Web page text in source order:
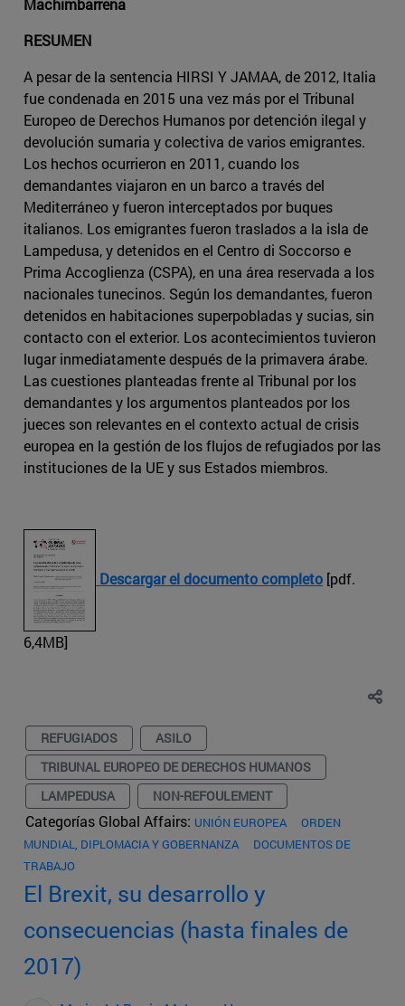
Machimbarrena
RESUMEN
A pesar de la sentencia HIRSI Y JAMAA, de 2012, Italia
fue condenada en 2015 una vez más por el Tribunal
Europeo de Derechos Humanos por detención ilegal y
devolución sumaria y colectiva de varios emigrantes.
Los hechos ocurrieron en 2011, cuando los
demandantes viajaron en un barco a través del
Mediterráneo y fueron interceptados por buques
italianos. Los emigrantes fueron traslados a la isla de
Lampedusa, y detenidos en el Centro di Soccorso e
Prima Accoglienza (CSPA), en una área reservada a los
nacionales tunecinos. Según los demandantes, fueron
detenidos en habitaciones superpobladas y sucias, sin
contacto con el exterior. Los acontecimientos tuvieron
lugar inmediatamente después de la primavera árabe.
Las cuestiones planteadas frente al Tribunal por los
demandantes y los argumentos planteados por los
jueces son relevantes en el contexto actual de crisis
europea en la gestión de los flujos de refugiados por las
instituciones de la UE y sus Estados miembros.
Descargar el documento completo [pdf.
6,4MB]
REFUGIADOS
ASILO
TRIBUNAL EUROPEO DE DERECHOS HUMANOS
LAMPEDUSA
NON-REFOULEMENT
Categorías Global Affairs: UNIÓN EUROPEA
ORDEN
MUNDIAL, DIPLOMACIA Y GOBERNANZA
DOCUMENTOS DE
TRABAJO
El Brexit, su desarrollo y
consecuencias (hasta finales de
2017)